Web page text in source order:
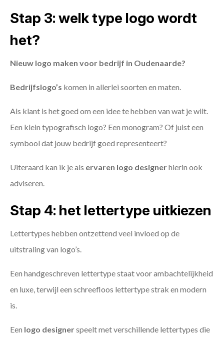
Stap 3: welk type logo wordt
het?
Nieuw logo maken voor bedrijf in Oudenaarde?
Bedrijfslogo’s komen in allerlei soorten en maten.
Als klant is het goed om een idee te hebben van wat je wilt.
Een klein typografisch logo? Een monogram? Of juist een
symbool dat jouw bedrijf goed representeert?
Uiteraard kan ik je als ervaren logo designerhierin ook
adviseren.
Stap 4: het lettertype uitkiezen
Lettertypes hebben ontzettend veel invloed op de
uitstraling van logo’s.
Een handgeschreven lettertype staat voor ambachtelijkheid
en luxe, terwijl een schreefloos lettertype strak en modern
is.
Een logo designerspeelt met verschillende lettertypes die